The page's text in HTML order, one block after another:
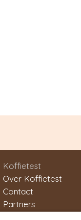
Koffietest
Over Koffietest
Contact
Partners